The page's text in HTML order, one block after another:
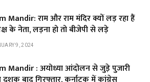
Mandir: राम और राम मंदिर क्यों लड़ रहा हैं
के नेता, लड़ना हो तो बीजेपी से लड़े
9, 2024
Mandir : अयोध्या आंदोलन से जुड़े पुजारी